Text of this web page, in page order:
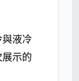
與液冷
示的